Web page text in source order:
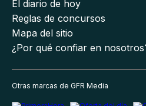
El diario de hoy
Reglas de concursos
Mapa del sitio
¿Por qué confiar en
Otras marcas de GFR Media